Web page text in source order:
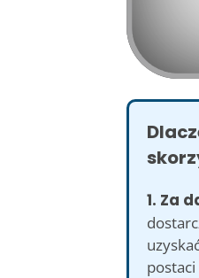
1. Za
postaci